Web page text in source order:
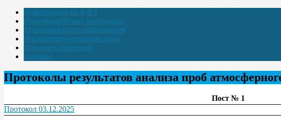
Информация по 8-ФЗ
Противодействие коррупции
Муниципальные образования
Нормативно-правовые акты
Интернет-приёмная
Выборы
Протоколы результатов анализа проб
Пост № 1
Протокол 03.12.2025